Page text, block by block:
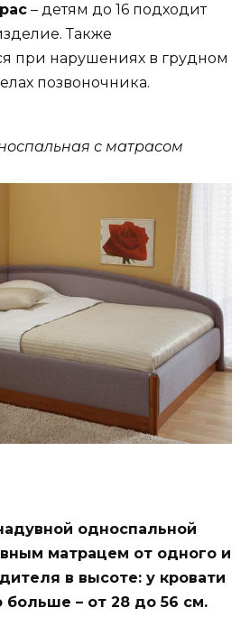
– детям до 16 подходит
Также
при нарушениях в грудном
позвоночника.
с матрасом
односпальной
матрацем от одного и
в высоте: у кровати
больше – от 28 до 56 см.